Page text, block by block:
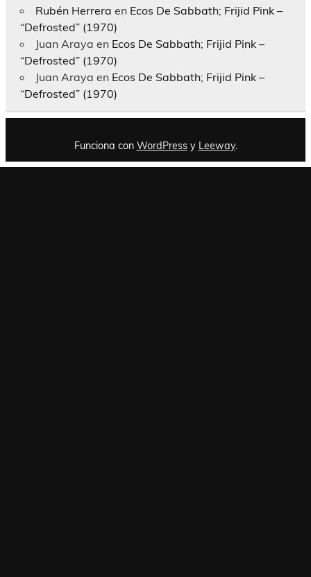
Rubén Herrera en Ecos De Sabbath; Frijid Pink –
“Defrosted” (1970)
Juan Araya en Ecos De Sabbath; Frijid Pink –
“Defrosted” (1970)
Juan Araya en Ecos De Sabbath; Frijid Pink –
“Defrosted” (1970)
Funciona con WordPressy Leeway.